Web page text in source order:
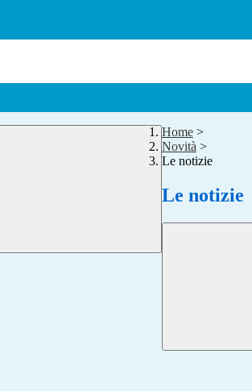
Home >
Novità >
Le notizie
Le notizie